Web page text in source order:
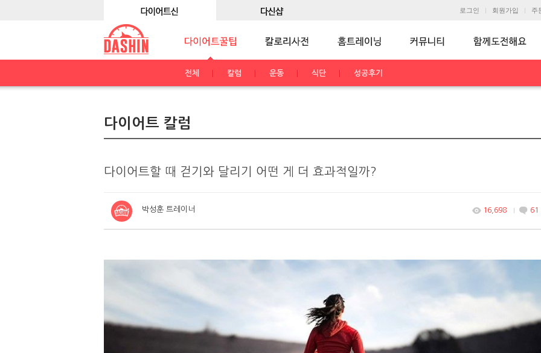
로그인 회원가입 주
전체 칼럼 운동 식단 성공후기
다이어트 칼럼
다이어트할 때 걷기와 달리기 어떤 게 더 효과적일까?
박성훈 트레이너 16,698 61